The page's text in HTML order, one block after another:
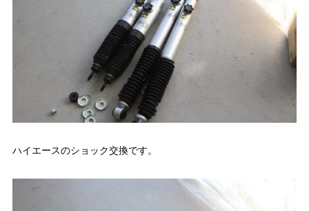
ハイエースのショック交換です。